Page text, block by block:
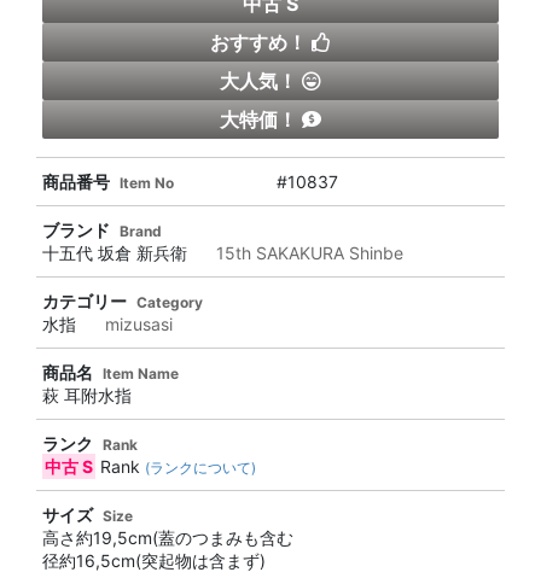
おすすめ！
大人気！
大特価！
商品番号 Item No #10837
ブランド Brand
十五代 坂倉 新兵衛 15th SAKAKURA Shinbe
カテゴリー Category
水指 mizusasi
商品名 Item Name
萩 耳附水指
ランク Rank
中古 S Rank (ランクについて)
サイズ Size
高さ約19,5cm(蓋のつまみも含む
径約16,5cm(突起物は含まず)